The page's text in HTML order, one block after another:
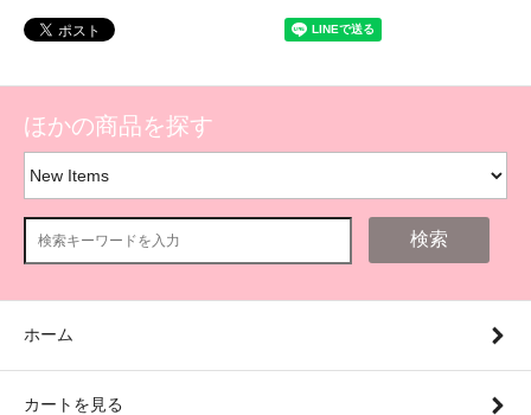
ほかの商品を探す
検索
ホーム
カートを見る